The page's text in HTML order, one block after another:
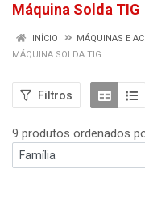
Máquina Solda TIG
INÍCIO
MÁQUINAS E
MÁQUINA SOLDA TIG
Filtros
9 produtos ordenados